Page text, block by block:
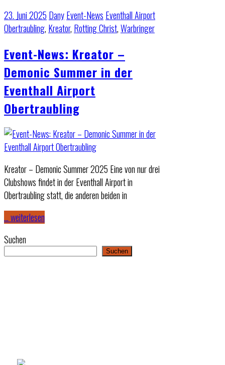
23. Juni 2025 DanyEvent-News Eventhall Airport
Obertraubling, Kreator, Rotting Christ,Warbringer
Event-News: Kreator –
Demonic Summer in der
Eventhall Airport
Obertraubling
Kreator – Demonic Summer 2025 Eine von nur drei
Clubshows findet in der Eventhall Airport in
Obertraubling statt, die anderen beiden in
… weiterlesen
Suchen
Suchen